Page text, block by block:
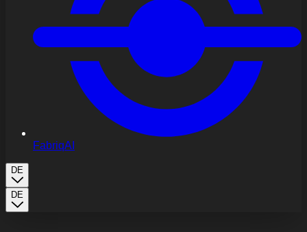
FabriqAI
DE
DE